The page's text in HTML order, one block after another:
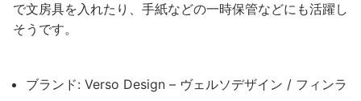
で文房具を入れたり、手紙などの一時保管などにも活躍し
そうです。
ブランド: Verso Design – ヴェルソデザイン / フィンラ